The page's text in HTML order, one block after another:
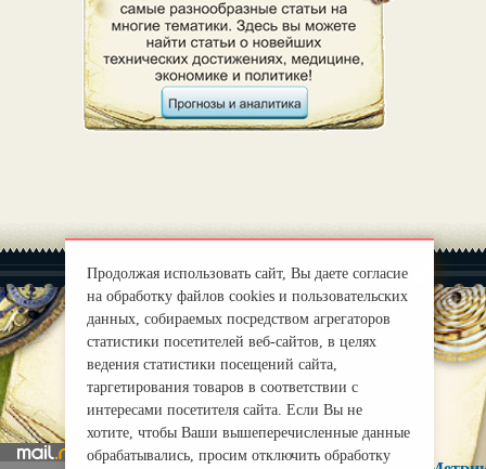
О нас |
mirprognoz@mail.ru
Продолжая использовать сайт, Вы даете согласие
на обработку файлов cookies и пользовательских
данных, собираемых посредством агрегаторов
статистики посетителей веб-сайтов, в целях
ведения статистики посещений сайта,
таргетирования товаров в соответствии с
интересами посетителя сайта. Если Вы не
хотите, чтобы Ваши вышеперечисленные данные
обрабатывались, просим отключить обработку